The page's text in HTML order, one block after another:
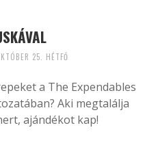
25. HÉTFŐ
a The Expendables
Aki megtalálja
ajándékot kap!